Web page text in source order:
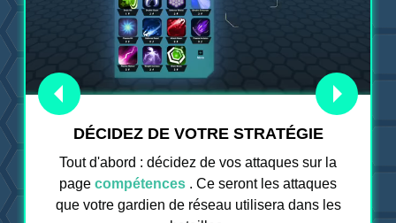
DÉCIDEZ DE VOTRE STRATÉGIE
Tout d'abord : décidez de vos attaques sur la
page compétences . Ce seront les attaques
que votre gardien de réseau utilisera dans les